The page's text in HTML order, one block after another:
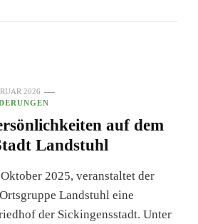
2026
auf dem
Landstuhl
2025, veranstaltet der
Landstuhl eine
der Sickingensstadt. Unter